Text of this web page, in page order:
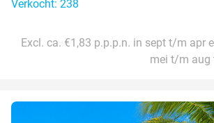
Verkocht: 238
Excl. ca. €1,83 p.p.p.n. in sept t/m apr
mei t/m aug